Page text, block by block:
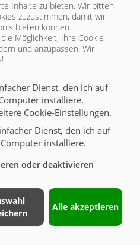
X
roh
Inhalte zu bieten. Wir bitten
zuzustimmen, damit wir
bieten können.
Möglichkeit, Ihre Cookie-
und anzupassen. Wir
Dienst, den ich auf
installiere.
Cookie-Einstellungen.
Dienst, den ich auf
installiere.
oder deaktivieren
Alle akzeptieren